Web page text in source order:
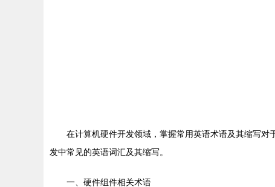
在计算机硬件开发领域，掌握常用英语术语及其缩写
发中常见的英语词汇及其缩写。
一、硬件组件相关术语